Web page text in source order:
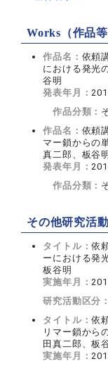
Works（作品等
作品名： 依頼
における発光
谷明
発表年月：
作品分類：
作品名： 依頼
マー鎖からの
真二郎、板谷
発表年月：
作品分類：
その他研究活動
タイトル：依
ーにおける発
板谷明
実施年月：
研究活動区分：
タイトル：依
リマー鎖から
田真二郎、板
実施年月：